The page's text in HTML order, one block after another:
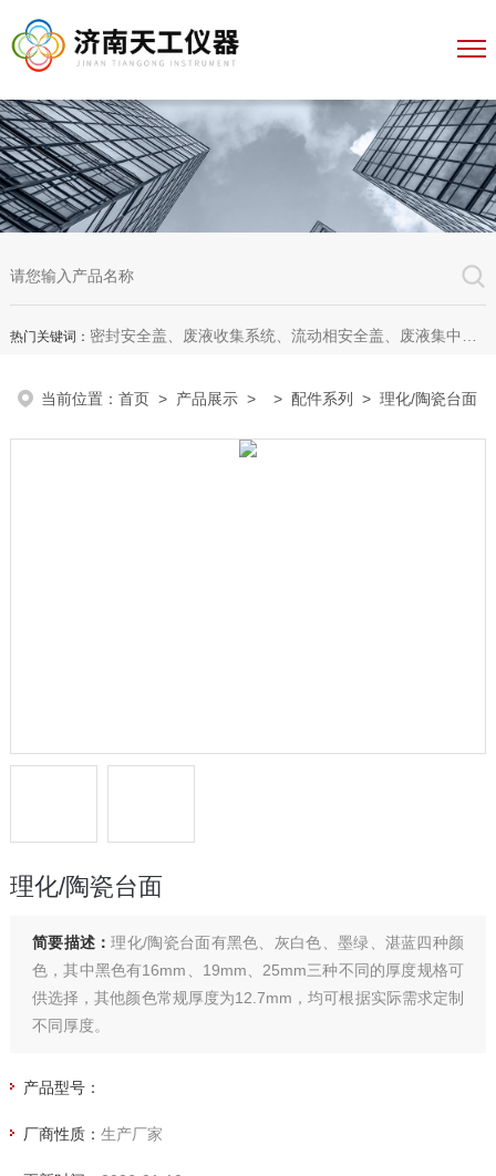
热门关键词： 密封安全盖、废液收集系统、流动相安全盖、废液集中收集系统、废液收集漏斗，全自动溶出杯清洗仪、全自动溶出脱气机、无管道通风柜、无管道药品柜
当前位置：首页 > 产品展示 > >配件系列 > 理化/陶瓷台面
理化/陶瓷台面
简要描述：理化/陶瓷台面有黑色、灰白色、墨绿、湛蓝四种颜
色，其中黑色有16mm、19mm、25mm三种不同的厚度规格可
供选择，其他颜色常规厚度为12.7mm，均可根据实际需求定制
不同厚度。
产品型号：
厂商性质： 生产厂家